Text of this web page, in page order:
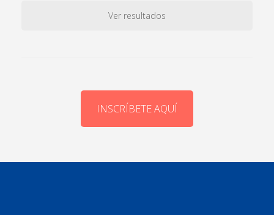
Ver resultados
INSCRÍBETE AQUÍ